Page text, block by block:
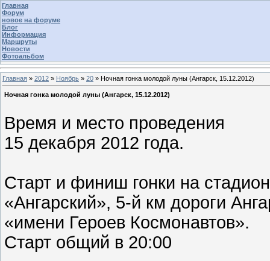
Главная
Форум
новое на форуме
Блог
Информация
Маршруты
Новости
Фотоальбом
Главная » 2012 » Ноябрь » 20 » Ночная гонка молодой луны (Ангарск, 15.12.2012)
Ночная гонка молодой луны (Ангарск, 15.12.2012)
Время и место проведения
15 декабря 2012 года.
Старт и финиш гонки на
«Ангарский», 5-й км дороги
«имени Героев Космонавтов».
Старт общий в 20:00